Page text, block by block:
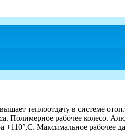
теплоотдачу в системе
Полимерное рабочее колесо.
+110°,C. Максимальное рабочее